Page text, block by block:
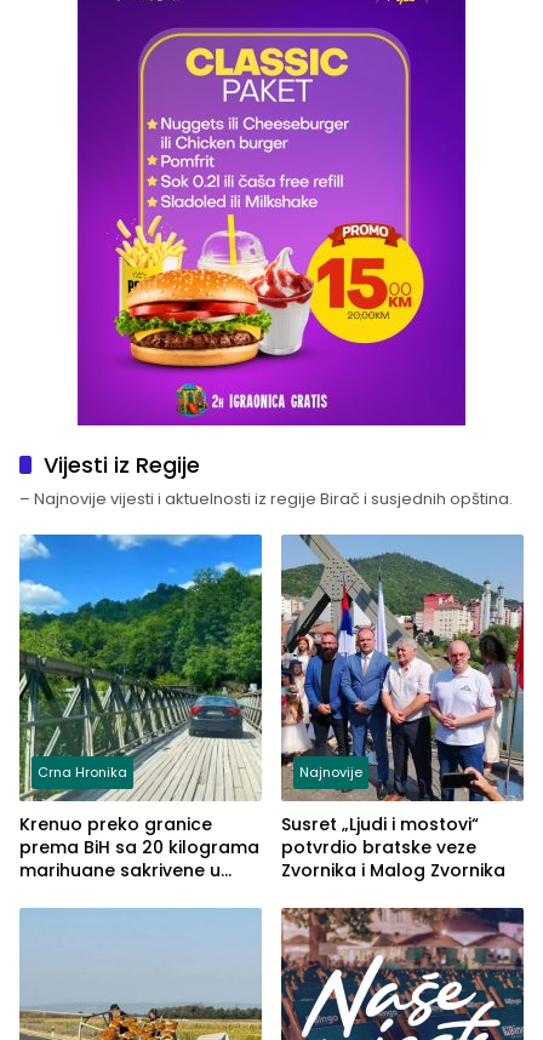
Vijesti iz Regije
– Najnovije vijesti i aktuelnosti iz regije Birač i susjednih opština.
Crna Hronika
Krenuo preko granice
prema BiH sa 20 kilograma
marihuane sakrivene u
Najnovije
Susret „Ljudi i mostovi“
potvrdio bratske veze
Zvornika i Malog Zvornika